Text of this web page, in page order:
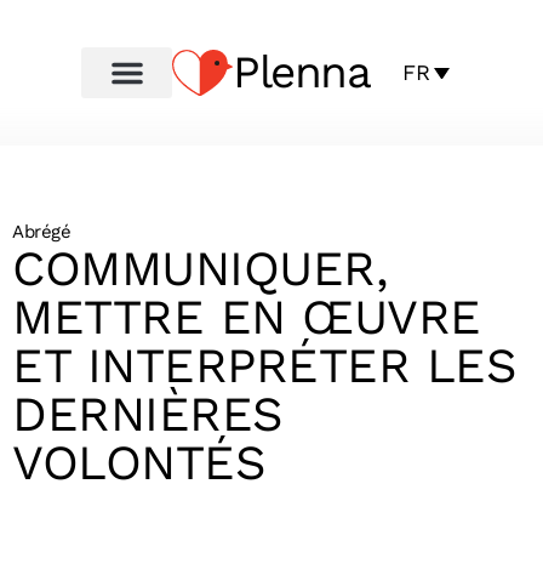
Plenna FR
Abrégé
COMMUNIQUER,
METTRE EN ŒUVRE
ET INTERPRÉTER LES
DERNIÈRES
VOLONTÉS